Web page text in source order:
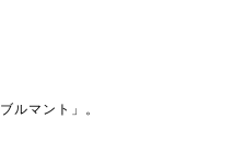
ルマント」。